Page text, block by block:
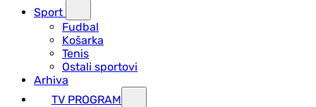
Sport
Fudbal
Košarka
Tenis
Ostali sportovi
Arhiva
TV PROGRAM